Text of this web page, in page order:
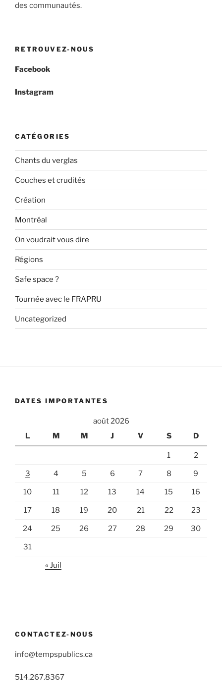
des communautés.
RETROUVEZ-NOUS
Facebook
Instagram
CATÉGORIES
Chants du verglas
Couches et crudités
Création
Montréal
On voudrait vous dire
Régions
Safe space ?
Tournée avec le FRAPRU
Uncategorized
DATES IMPORTANTES
août 2026
L
M M J V S D
1 2
3 4 5 6 7 8 9
10 11 12 13 14 15 16
17 18 19 20 21 22 23
24 25 26 27 28 29 30
31
« Juil
CONTACTEZ-NOUS
info@tempspublics.ca
514.267.8367